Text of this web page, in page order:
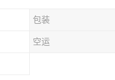
包装
空运